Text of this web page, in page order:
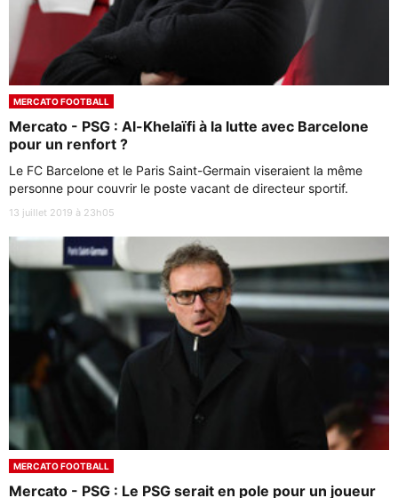
MERCATO FOOTBALL
Mercato - PSG : Al-Khelaïfi à la lutte avec Barcelone
pour un renfort ?
Le FC Barcelone et le Paris Saint-Germain viseraient la même
personne pour couvrir le poste vacant de directeur sportif.
13 juillet 2019 à 23h05
MERCATO FOOTBALL
Mercato - PSG : Le PSG serait en pole pour un joueur